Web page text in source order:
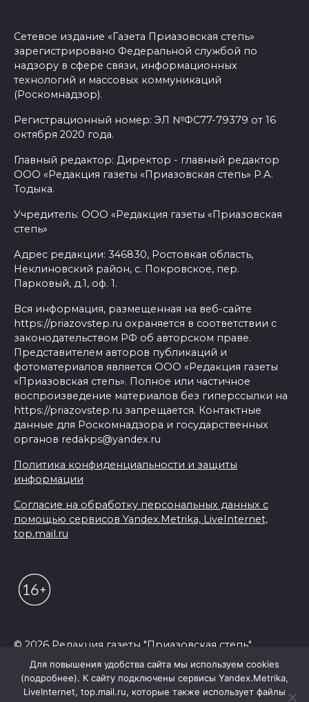
Сетевое издание «Газета Приазовская степь»
зарегистрировано Федеральной службой по
надзору в сфере связи, информационных
технологий и массовых коммуникаций
(Роскомнадзор).
Регистрационный номер: ЭЛ №ФС77-79379 от 16
октября 2020 года.
Главный редактор: Директор - главный редактор
ООО «Редакция газеты «Приазовская степь» Р.А.
Тодыка.
Учредитель: ООО «Редакция газеты «Приазовская
степь»
Адрес редакции: 346830, Ростовкая область,
Неклиновский район, с. Покровское, пер.
Парковый, д.1, оф. 1.
Вся информация, размещенная на веб-сайте
https://priazovstep.ru охраняется в соответствии с
законодательством РФ об авторском праве.
Представителем авторов публикаций и
фотоматериалов является ООО «Редакция газеты
«Приазовская степь». Полное или частичное
воспроизведение материалов без гиперссылки на
https://priazovstep.ru запрещается. Контактные
данные для Роскомнадзора и государственных
органов redakps@yandex.ru
Политика конфиденциальности и защиты
информации
Согласие на обработку персональных данных с
помощью сервисов Yandex.Metrika, LiveInternet,
top.mail.ru
© 2026 Редакция газеты "Приазовская степь"
Для повышения удобства сайта мы используем cookies
(подробнее). К сайту подключены сервисы Yandex.Metrika,
LiveInternet, top.mail.ru, которые также использует файлы